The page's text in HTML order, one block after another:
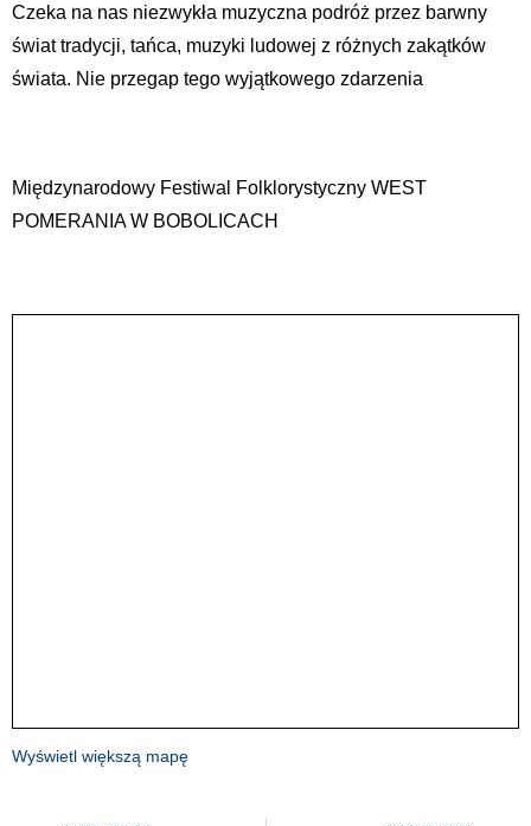
Czeka na nas niezwykła muzyczna podróż przez barwny
świat tradycji, tańca, muzyki ludowej z różnych zakątków
świata. Nie przegap tego wyjątkowego zdarzenia
Międzynarodowy Festiwal Folklorystyczny WEST
POMERANIA W BOBOLICACH
Wyświetl większą mapę